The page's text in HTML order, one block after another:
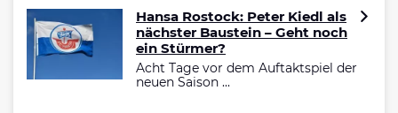
Hansa Rostock: Peter Kiedl als
nächster Baustein – Geht noch
ein Stürmer?
Acht Tage vor dem Auftaktspiel der
neuen Saison ...